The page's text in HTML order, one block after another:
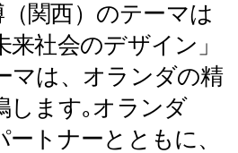
（関西）のテーマは
来社会のデザイン」
マは、オランダの精
します｡オランダ
トナーとともに、